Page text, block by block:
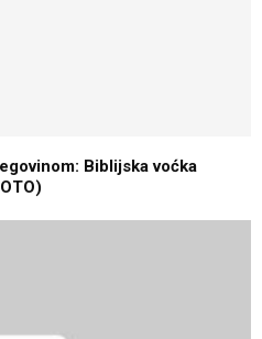
Biblijska voćka